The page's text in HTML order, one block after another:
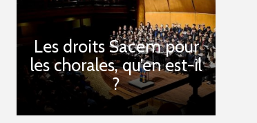
Les droits Sacem pour
les chorales, qu’en est-il
?